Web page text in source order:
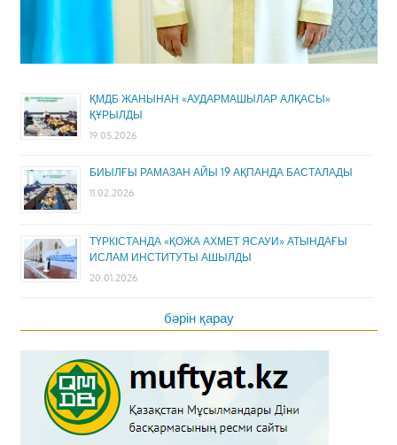
ҚМДБ ЖАНЫНАН «АУДАРМАШЫЛАР АЛҚАСЫ»
ҚҰРЫЛДЫ
19.05.2026
БИЫЛҒЫ РАМАЗАН АЙЫ 19 АҚПАНДА БАСТАЛАДЫ
11.02.2026
ТҮРКІСТАНДА «ҚОЖА АХМЕТ ЯСАУИ» АТЫНДАҒЫ
ИСЛАМ ИНСТИТУТЫ АШЫЛДЫ
20.01.2026
бәрін қарау